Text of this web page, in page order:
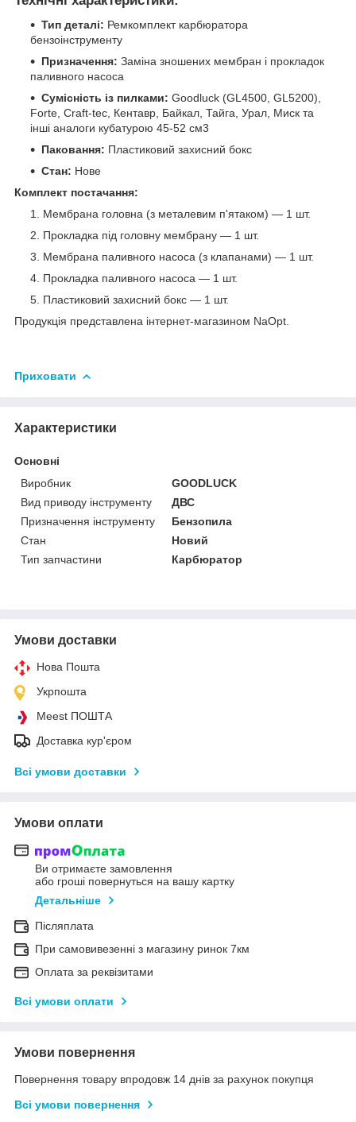
Тип деталі: Ремкомплект карбюратора
бензоінструменту
Призначення: Заміна зношених мембран і прокладок
паливного насоса
Сумісність із пилками: Goodluck (GL4500, GL5200),
Forte, Craft-tec, Кентавр, Байкал, Тайга, Урал, Миск та
інші аналоги кубатурою 45-52 см3
Паковання: Пластиковий захисний бокс
Стан: Нове
Комплект постачання:
Мембрана головна (з металевим п'ятаком) — 1 шт.
Прокладка під головну мембрану — 1 шт.
Мембрана паливного насоса (з клапанами) — 1 шт.
Прокладка паливного насоса — 1 шт.
Пластиковий захисний бокс — 1 шт.
Продукція представлена інтернет-магазином NaOpt.
Приховати
Характеристики
Основні
Виробник
GOODLUCK
Вид приводу інструменту
ДВС
Призначення інструменту
Бензопила
Стан
Новий
Тип запчастини
Карбюратор
Умови доставки
Нова Пошта
Укрпошта
Meest ПОШТА
Доставка кур'єром
Всі умови доставки
Умови оплати
Ви отримаєте замовлення
або гроші повернуться на вашу картку
Детальніше
Післяплата
При самовивезенні з магазину ринок 7км
Оплата за реквізитами
Всі умови оплати
Умови повернення
Повернення товару впродовж 14 днів за рахунок покупця
Всі умови повернення